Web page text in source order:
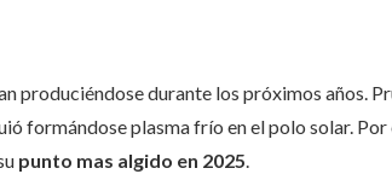
produciéndose durante los próximos años.
formándose plasma frío en el polo solar.
punto mas algido en 2025.